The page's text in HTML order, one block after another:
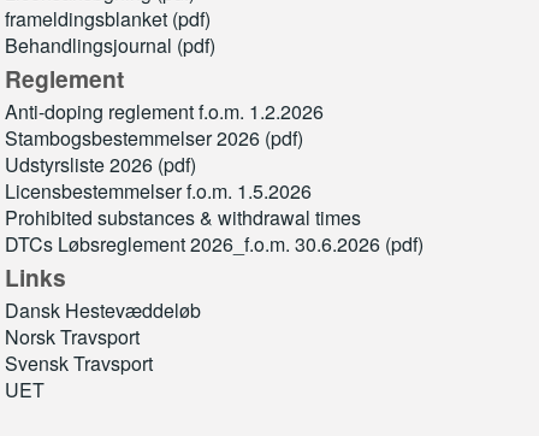
frameldingsblanket (pdf)
Behandlingsjournal (pdf)
Reglement
Anti-doping reglement f.o.m. 1.2.2026
Stambogsbestemmelser 2026 (pdf)
Udstyrsliste 2026 (pdf)
Licensbestemmelser f.o.m. 1.5.2026
Prohibited substances & withdrawal times
DTCs Løbsreglement 2026_f.o.m. 30.6.2026 (pdf)
Links
Dansk Hestevæddeløb
Norsk Travsport
Svensk Travsport
UET